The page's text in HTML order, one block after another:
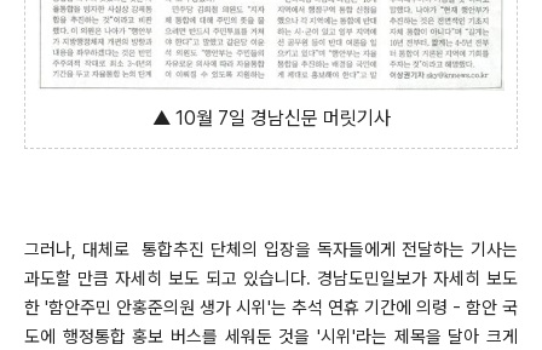
▲ 10월 7일 경남신문 머릿기사
그러나, 대체로 통합추진 단체의 입장을 독자들에게 전달하는 기사는
과도할 만큼 자세히 보도 되고 있습니다. 경남도민일보가 자세히 보도
한 '함안주민 안홍준의원 생가 시위'는 추석 연휴 기간에 의령 - 함안 국
도에 행정통합 홍보 버스를 세워둔 것을 '시위'라는 제목을 달아 크게